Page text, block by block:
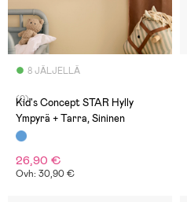
8 JÄLJELLÄ
(0)
Kid's Concept STAR Hylly
Ympyrä + Tarra, Sininen
26,90 €
Ovh: 30,90 €